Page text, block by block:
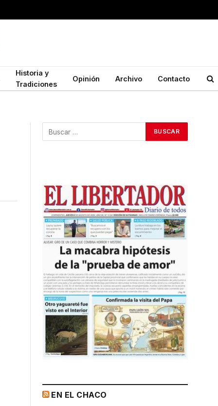
Historia y
Tradiciones
Opinión Archivo Contacto
EN EL CHACO